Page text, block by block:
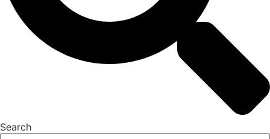
Search